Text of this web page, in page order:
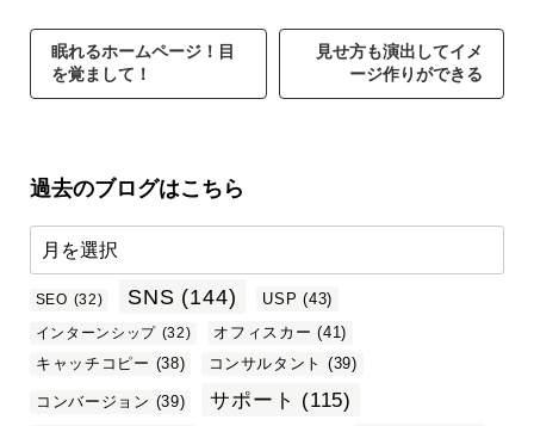
眠れるホームページ！目
を覚まして！
見せ方も演出してイメ
ージ作りができる
過去のブログはこちら
SEO (32) SNS (144) USP (43)
インターンシップ (32) オフィスカー (41)
キャッチコピー (38) コンサルタント (39)
コンバージョン (39) サポート (115)